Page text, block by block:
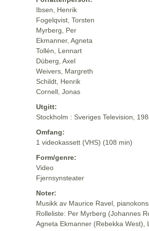
Ibsen, Henrik
Fogelqvist, Torsten
Myrberg, Per
Ekmanner, Agneta
Tollén, Lennart
Düberg, Axel
Weivers, Margreth
Schildt, Henrik
Cornell, Jonas
Utgitt:
Stockholm : Sveriges Television,
Omfang:
1 videokassett (VHS) (108 min)
Form/genre:
Video
Fjernsynsteater
Noter:
Musikk av Maurice Ravel,
Rolleliste: Per Myrberg (Johannes
Agneta Ekmanner (Rebekka West),